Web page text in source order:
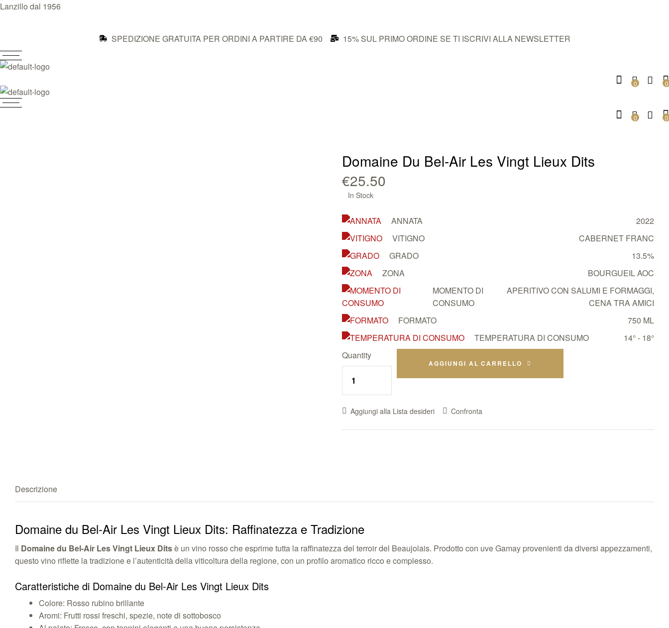
Lanzillo dal 1956
SPEDIZIONE GRATUITA PER ORDINI A PARTIRE DA €90 15% SUL PRIMO ORDINE SE TI ISCRIVI ALLA NEWSLETTER
0 0
0 0
Domaine Du Bel-Air Les Vingt Lieux Dits
€25.50
Availability:
In Stock
ANNATA
2022
VITIGNO
CABERNET FRANC
GRADO
13.5%
ZONA
BOURGUEIL AOC
MOMENTO DI
CONSUMO
APERITIVO CON SALUMI E FORMAGGI,
CENA TRA AMICI
FORMATO
750 ML
TEMPERATURA DI CONSUMO
14° - 18°
Quantity
AGGIUNGI AL CARRELLO
Aggiungi alla Lista desideri Confronta
Descrizione
Domaine du Bel-Air Les Vingt Lieux Dits: Raffinatezza e Tradizione
Il Domaine du Bel-Air Les Vingt Lieux Ditsè un vino rosso che esprime tutta la raffinatezza del terroir del Beaujolais. Prodotto con uve Gamay provenienti da diversi appezzamenti,
questo vino riflette la tradizione e l’autenticità della viticoltura della regione, con un profilo aromatico ricco e complesso.
Caratteristiche di Domaine du Bel-Air Les Vingt Lieux Dits
Colore: Rosso rubino brillante
Aromi: Frutti rossi freschi, spezie, note di sottobosco